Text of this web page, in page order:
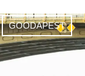
GOODAPEST